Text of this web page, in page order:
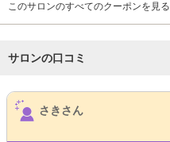
このサロンのすべてのクーポンを見る
サロンの口コミ
サロンPick Up
さきさん